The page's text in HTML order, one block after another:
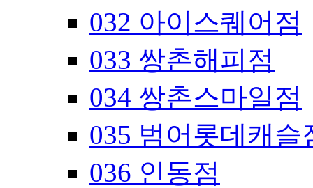
032 아이스퀘어점
033 쌍촌해피점
034 쌍촌스마일점
035 범어롯데캐슬
036 인동점